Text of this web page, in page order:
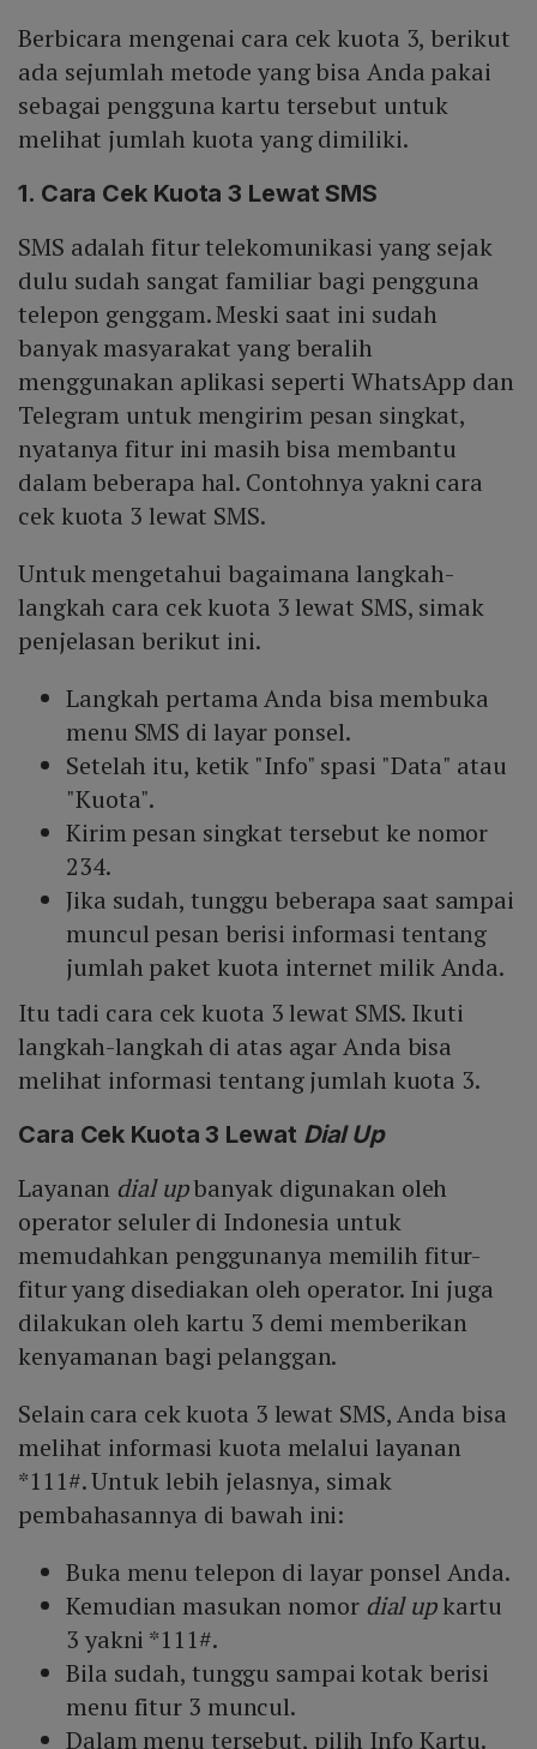
Berbicara mengenai cara cek kuota 3, berikut
ada sejumlah metode yang bisa Anda pakai
sebagai pengguna kartu tersebut untuk
melihat jumlah kuota yang dimiliki.
1. Cara Cek Kuota 3 Lewat SMS
SMS adalah fitur telekomunikasi yang sejak
dulu sudah sangat familiar bagi pengguna
telepon genggam. Meski saat ini sudah
banyak masyarakat yang beralih
menggunakan aplikasi seperti WhatsApp dan
Telegram untuk mengirim pesan singkat,
nyatanya fitur ini masih bisa membantu
dalam beberapa hal. Contohnya yakni cara
cek kuota 3 lewat SMS.
Untuk mengetahui bagaimana langkah-
langkah cara cek kuota 3 lewat SMS, simak
penjelasan berikut ini.
Langkah pertama Anda bisa membuka
menu SMS di layar ponsel.
Setelah itu, ketik "Info" spasi "Data" atau
"Kuota".
Kirim pesan singkat tersebut ke nomor
234.
Jika sudah, tunggu beberapa saat sampai
muncul pesan berisi informasi tentang
jumlah paket kuota internet milik Anda.
Itu tadi cara cek kuota 3 lewat SMS. Ikuti
langkah-langkah di atas agar Anda bisa
melihat informasi tentang jumlah kuota 3.
Cara Cek Kuota 3 Lewat Dial Up
Layanan dial upbanyak digunakan oleh
operator seluler di Indonesia untuk
memudahkan penggunanya memilih fitur-
fitur yang disediakan oleh operator. Ini juga
dilakukan oleh kartu 3 demi memberikan
kenyamanan bagi pelanggan.
Selain cara cek kuota 3 lewat SMS, Anda bisa
melihat informasi kuota melalui layanan
*111#. Untuk lebih jelasnya, simak
pembahasannya di bawah ini:
Buka menu telepon di layar ponsel Anda.
Kemudian masukan nomor dial upkartu
3 yakni *111#.
Bila sudah, tunggu sampai kotak berisi
menu fitur 3 muncul.
Dalam menu tersebut, pilih Info Kartu.